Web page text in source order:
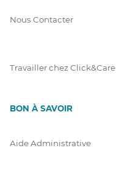
Nous Contacter
Travailler chez Click&Care
BON À SAVOIR
Aide Administrative